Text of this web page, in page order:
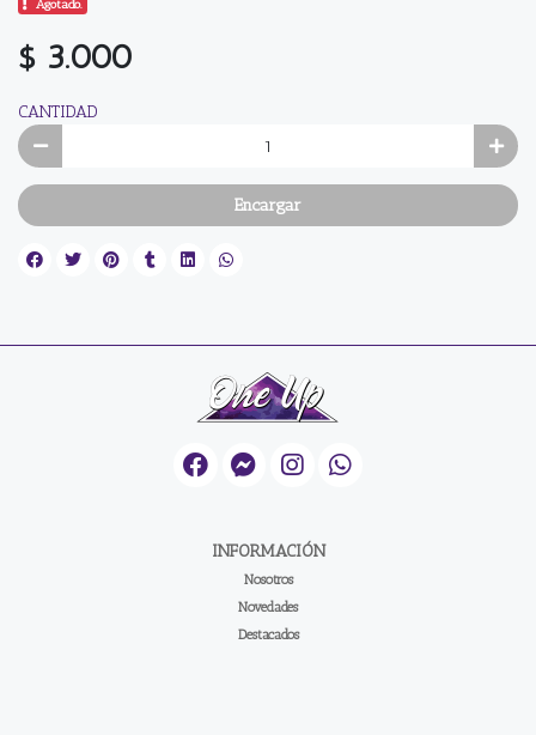
Agotado.
$ 3.000
CANTIDAD
Encargar
INFORMACIÓN
Nosotros
Novedades
Destacados